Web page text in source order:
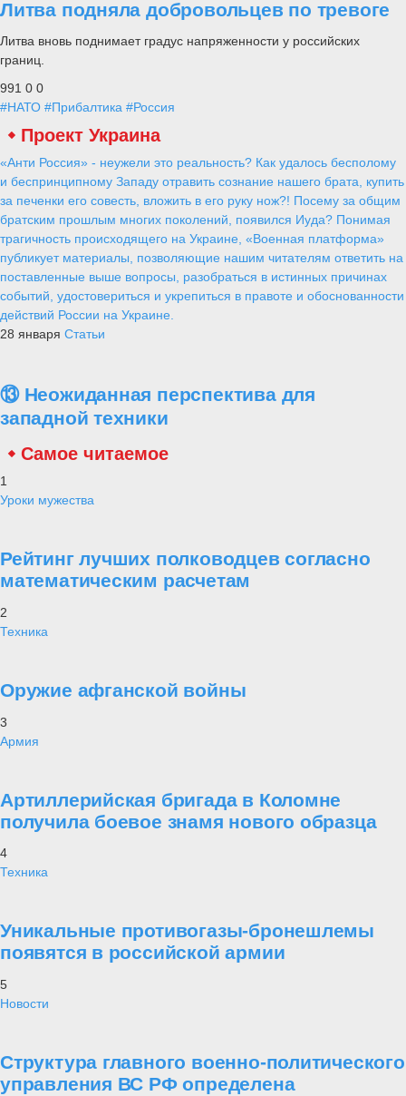
Литва подняла добровольцев по тревоге
Литва вновь поднимает градус напряженности у российских
границ.
991 0 0
#НАТО #Прибалтика #Россия
Проект Украина
«Анти Россия» - неужели это реальность? Как удалось бесполому
и беспринципному Западу отравить сознание нашего брата, купить
за печенки его совесть, вложить в его руку нож?! Посему за общим
братским прошлым многих поколений, появился Иуда? Понимая
трагичность происходящего на Украине, «Военная платформа»
публикует материалы, позволяющие нашим читателям ответить на
поставленные выше вопросы, разобраться в истинных причинах
событий, удостовериться и укрепиться в правоте и обоснованности
действий России на Украине.
28 января Статьи
⑬ Неожиданная перспектива для
западной техники
Самое читаемое
1
Уроки мужества
Рейтинг лучших полководцев согласно
математическим расчетам
2
Техника
Оружие афганской войны
3
Армия
Артиллерийская бригада в Коломне
получила боевое знамя нового образца
4
Техника
Уникальные противогазы-бронешлемы
появятся в российской армии
5
Новости
Структура главного военно-политического
управления ВС РФ определена